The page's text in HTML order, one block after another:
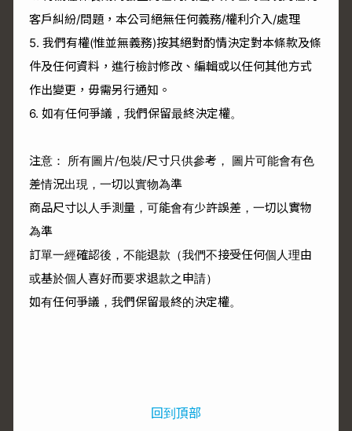
客戶糾紛/問題，本公司絕無任何義務/權利介入/處理
5. 我們有權(惟並無義務)按其絕對酌情決定對本條款及條
件及任何資料，進行檢討修改、編輯或以任何其他方式
作出變更，毋需另行通知。
6. 如有任何爭議，我們保留最終決定權。
注意： 所有圖片/包裝/尺寸只供參考， 圖片可能會有色
差情況出現，一切以實物為準
商品尺寸以人手測量，可能會有少許誤差，一切以實物
為準
訂單一經確認後，不能退款（我們不接受任何個人理由
或基於個人喜好而要求退款之申請）
如有任何爭議，我們保留最終的決定權。
回到頂部